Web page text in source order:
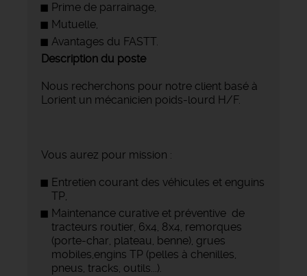
Prime de parrainage,
Mutuelle,
Avantages du FASTT.
Description du poste
Nous recherchons pour notre client basé à
Lorient un mécanicien poids-lourd H/F.
Vous aurez pour mission :
Entretien courant des véhicules et enguins
TP,
Maintenance curative et préventive de
tracteurs routier, 6x4, 8x4, remorques
(porte-char, plateau, benne), grues
mobiles,engins TP (pelles à chenilles,
pneus, tracks, outils...).